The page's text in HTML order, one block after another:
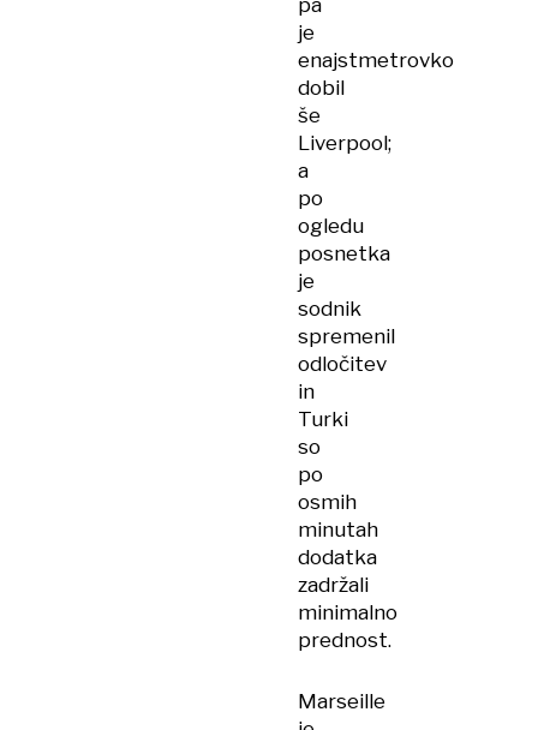
pa
je
enajstmetrovko
dobil
še
Liverpool;
a
po
ogledu
posnetka
je
sodnik
spremenil
odločitev
in
Turki
so
po
osmih
minutah
dodatka
zadržali
minimalno
prednost.
Marseille